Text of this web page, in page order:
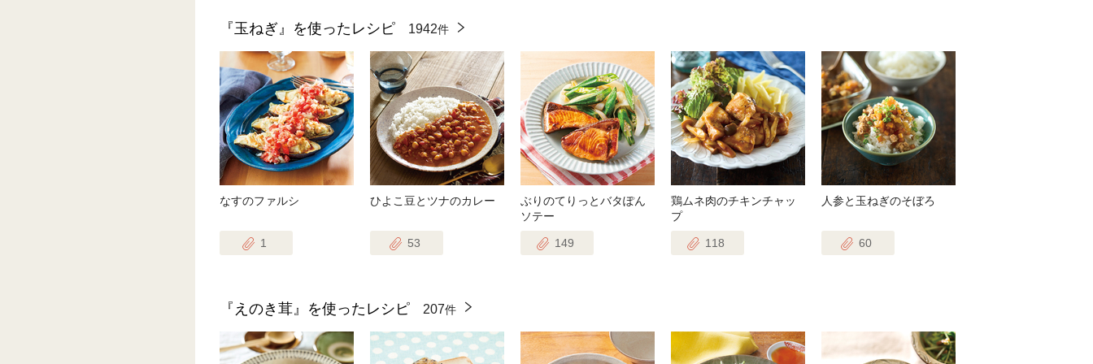
『玉ねぎ』を使ったレシピ 1942件
なすのファルシ
1
ひよこ豆とツナのカレー
53
ぶりのてりっとバタぽん
ソテー
149
鶏ムネ肉のチキンチャッ
プ
118
人参と玉ねぎのそぼろ
60
『えのき茸』を使ったレシピ 207件